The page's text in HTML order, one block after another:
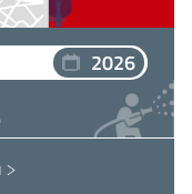
2026
VENEZIA